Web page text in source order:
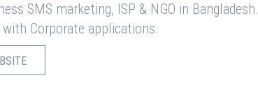
SMS marketing, ISP & NGO in Bangladesh.
Corporate applications.